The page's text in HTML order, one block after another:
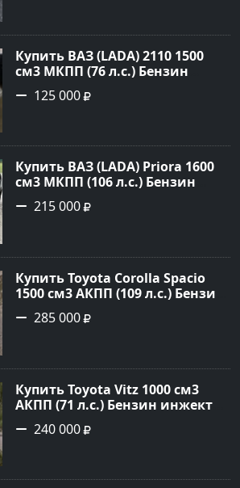
Авторынок23
Купить ВАЗ (LADA) 2110 1500
см3 МКПП (76 л.с.) Бензин
инжектор в Новороссийск:
цвет белый Седан 2004 года по
Авторынок23
125 000
Купить ВАЗ (LADA) Priora 1600
см3 МКПП (106 л.с.) Бензин
инжектор в Темрюк : цвет
Серый Седан 2014 года по цене
215 000
Купить Toyota Corolla Spacio
1500 см3 АКПП (109 л.с.) Бензин
инжектор в Новороссийск:
цвет синий Минивэн 2002 года
Авторынок23
285 000
Купить Toyota Vitz 1000 см3
АКПП (71 л.с.) Бензин инжектор
в Раевская: цвет Серебристый
Хетчбэк 2005 года по цене
240 000